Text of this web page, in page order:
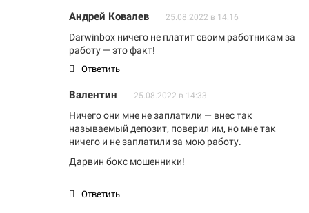
Андрей Ковалев 25.08.2022 в 14:16
Darwinbox ничего не платит своим работникам за
работу — это факт!
Ответить
Валентин 25.08.2022 в 14:33
Ничего они мне не заплатили — внес так
называемый депозит, поверил им, но мне так
ничего и не заплатили за мою работу.
Дарвин бокс мошенники!
Ответить